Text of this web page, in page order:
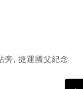
旁, 捷運國父紀念